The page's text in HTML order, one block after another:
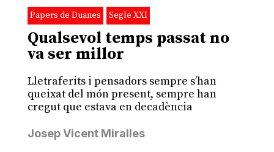
Papers de Duanes Segle XXI
Qualsevol temps passat no
va ser millor
Lletraferits i pensadors sempre s’han
queixat del món present, sempre han
cregut que estava en decadència
Josep Vicent Miralles